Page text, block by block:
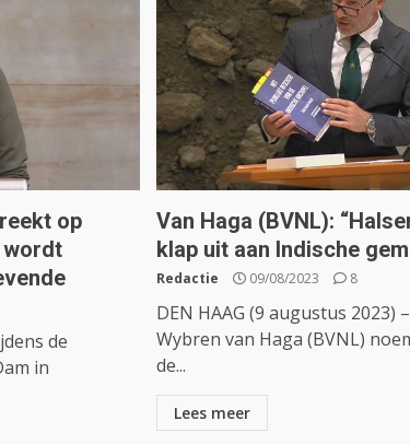
op
wordt
de
in
Van Haga (BVNL):
klap uit aan Indische
Redactie 09/08/2023 8
DEN HAAG (9 augustus 2023)
Wybren van Haga (BVNL)
de...
Lees meer